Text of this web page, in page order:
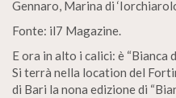
Gennaro, Marina di
Fonte: il7 Magazine.
E ora in alto i calici: è “Bianca
Si terrà nella location del
di Bari la nona edizione di